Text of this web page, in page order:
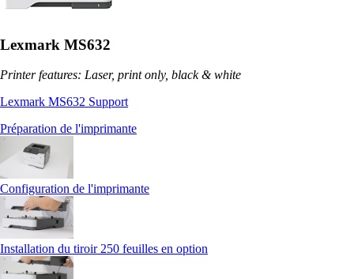
Lexmark MS632
Printer features: Laser, print only, black & white
Lexmark MS632 Support
Préparation de l'imprimante
Configuration de l'imprimante
Installation du tiroir 250 feuilles en option